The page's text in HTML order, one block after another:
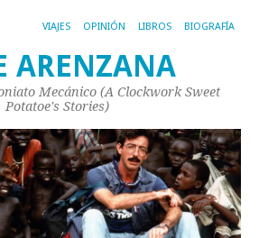
VIAJES OPINIÓN LIBROS BIOGRAFÍA
ARENZANA
Mecánico (A Clockwork Sweet
Potatoe's Stories)